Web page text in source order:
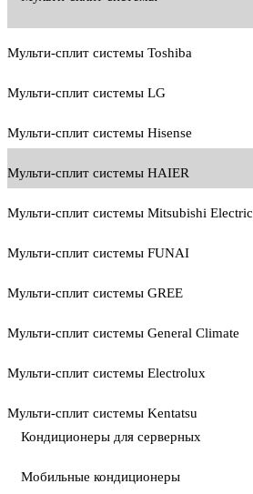
Мульти-сплит системы Toshiba
Мульти-сплит системы LG
Мульти-сплит системы Hisense
Мульти-сплит системы HAIER
Мульти-сплит системы Mitsubishi Electric
Мульти-сплит системы FUNAI
Мульти-сплит системы GREE
Мульти-сплит системы General Climate
Мульти-сплит системы Electrolux
Мульти-сплит системы Kentatsu
Кондиционеры для серверных
Мобильные кондиционеры